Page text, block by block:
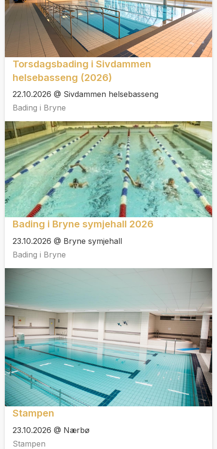
Torsdagsbading i Sivdammen
helsebasseng (2026)
22.10.2026 @ Sivdammen helsebasseng
Bading i Bryne
Bading i Bryne symjehall 2026
23.10.2026 @ Bryne symjehall
Bading i Bryne
Stampen
23.10.2026 @ Nærbø
Stampen